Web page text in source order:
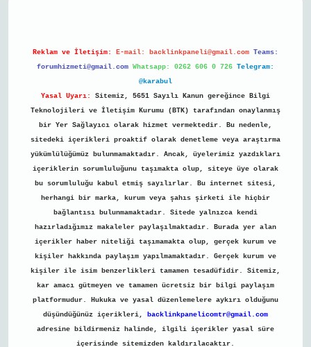
Reklam ve İletişim: E-mail: backlinkpaneli@gmail.com Teams:
forumhizmeti@gmail.com Whatsapp: 0262 606 0 726 Telegram:
@karabul
Yasal Uyarı:
Sitemiz, 5651 Sayılı Kanun gereğince Bilgi
Teknolojileri ve İletişim Kurumu (BTK) tarafından onaylanmış
bir Yer Sağlayıcı olarak hizmet vermektedir. Bu nedenle,
sitedeki içerikleri proaktif olarak denetleme veya araştırma
yükümlülüğümüz bulunmamaktadır. Ancak, üyelerimiz yazdıkları
içeriklerin sorumluluğunu taşımakta olup, siteye üye olarak
bu sorumluluğu kabul etmiş sayılırlar. Bu internet sitesi,
herhangi bir marka, kurum veya şahıs şirketi ile hiçbir
bağlantısı bulunmamaktadır. Sitede yalnızca kendi
hazırladığımız makaleler paylaşılmaktadır. Burada yer alan
içerikler haber niteliği taşımamakta olup, gerçek kurum ve
kişiler hakkında paylaşım yapılmamaktadır. Gerçek kurum ve
kişiler ile isim benzerlikleri tamamen tesadüfidir. Sitemiz,
kar amacı gütmeyen ve tamamen ücretsiz bir bilgi paylaşım
platformudur. Hukuka ve yasal düzenlemelere aykırı olduğunu
düşündüğünüz içerikleri,
backlinkpanelicomtr@gmail.com
adresine bildirmeniz halinde, ilgili içerikler yasal süre
içerisinde sitemizden kaldırılacaktır.